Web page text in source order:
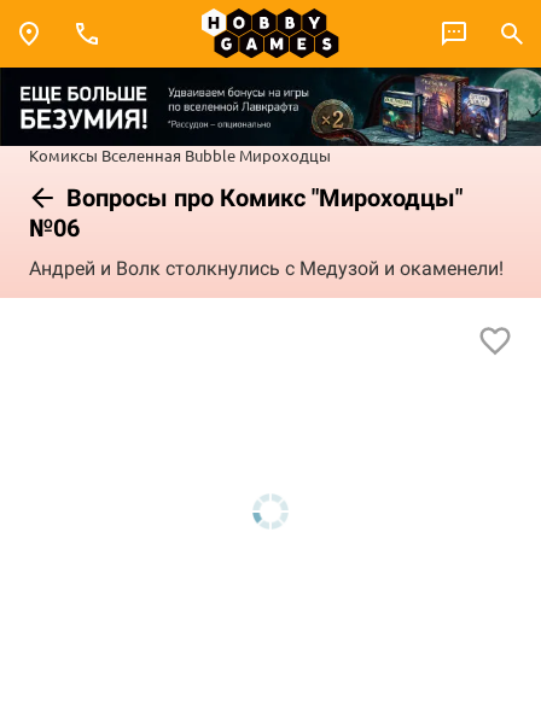
Комиксы Вселенная Bubble Мироходцы
Вопросы про Комикс "Мироходцы"
№06
Андрей и Волк столкнулись с Медузой и окаменели!